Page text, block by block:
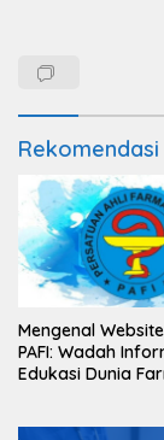
Mengenal
PAFI: Wadah
Edukasi Dunia